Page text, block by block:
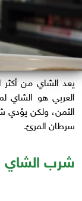
يعد الشاي من أكثر
العربي هو الشاي
الثمن، ولكن يؤدي
سرطان المرئ.
شرب الشاي